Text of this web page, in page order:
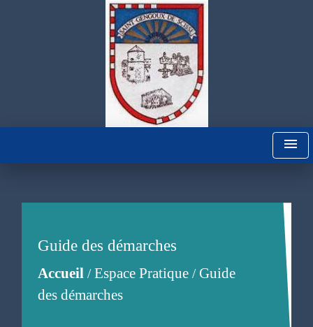
menu
Guide des démarches
Accueil/Espace Pratique/Guide
des démarches